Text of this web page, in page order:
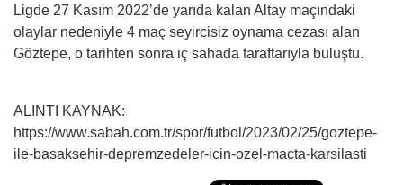
Ligde 27 Kasım 2022’de yarıda kalan Altay maçındaki
olaylar nedeniyle 4 maç seyircisiz oynama cezası alan
Göztepe, o tarihten sonra iç sahada taraftarıyla buluştu.
ALINTI KAYNAK:
https://www.sabah.com.tr/spor/futbol/2023/02/25/goztepe-
ile-basaksehir-depremzedeler-icin-ozel-macta-karsilasti